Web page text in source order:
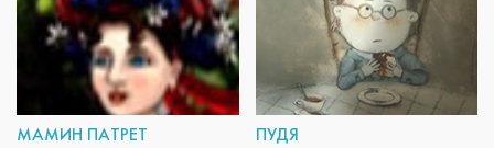
МАМИН ПАТРЕТ ПУДЯ